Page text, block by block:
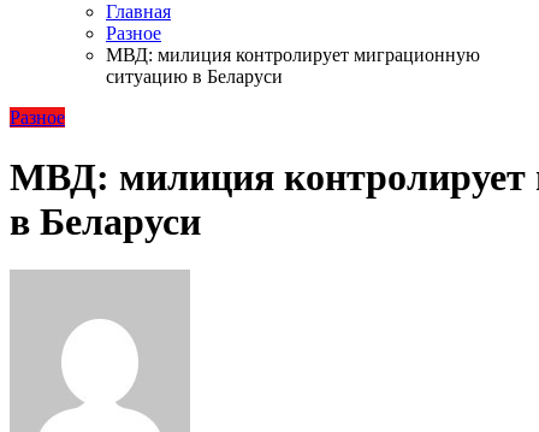
Главная
Разное
МВД: милиция контролирует миграционную
ситуацию в Беларуси
Разное
МВД: милиция контролирует
в Беларуси